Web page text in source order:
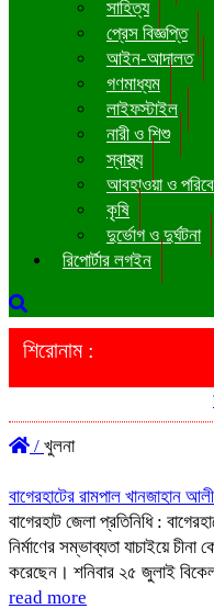
সাহিত্য
প্রেস বিজ্ঞপ্তি
আইন-আদালত
গণমাধ্যম
লাইফস্টাইল
নারী ও শিশু
স্বাস্থ্য
আবহাওয়া ও
কৃষি
দুর্ভোগ ও দুর্ঘটনা
রিপোর্টার লগইন
শিরোনাম :
/ খুলনা
বাগেরহাটের রামপাল খানজাহান আলী
বাগেরহাট জেলা প্রতিনিধি :
নির্মাণের সম্ভাব্যতা যাচাইয়ে চীনা
করেছেন। শনিবার ২৫ জুলাই
read more